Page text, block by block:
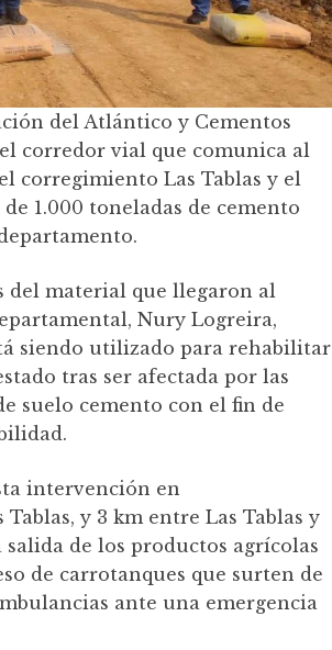
del Atlántico y Cementos
corredor vial que comunica al
corregimiento Las Tablas y el
1.000 toneladas de cemento
del material que llegaron al
Nury Logreira,
siendo utilizado para rehabilitar
tras ser afectada por las
suelo cemento con el fin de
intervención en
y 3 km entre Las Tablas y
de los productos agrícolas
de carrotanques que surten de
ante una emergencia